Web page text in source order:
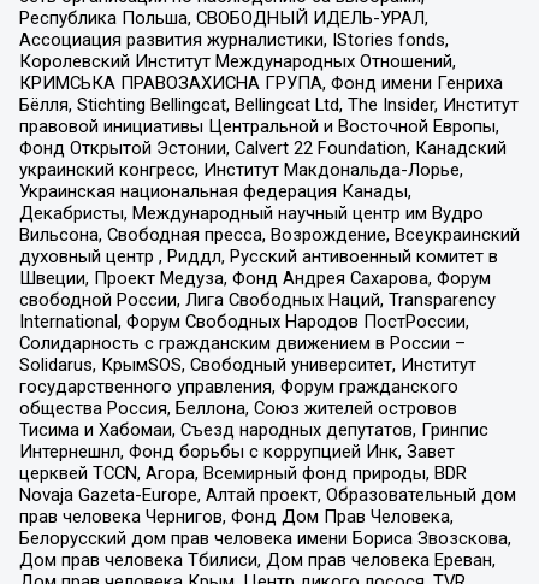
Республика Польша, СВОБОДНЫЙ ИДЕЛЬ-УРАЛ,
Ассоциация развития журналистики, IStories fonds,
Королевский Институт Международных Отношений,
КРИМСЬКА ПРАВОЗАХИСНА ГРУПА, Фонд имени Генриха
Бёлля, Stichting Bellingcat, Bellingcat Ltd, The Insider, Институт
правовой инициативы Центральной и Восточной Европы,
Фонд Открытой Эстонии, Calvert 22 Foundation, Канадский
украинский конгресс, Институт Макдональда-Лорье,
Украинская национальная федерация Канады,
Декабристы, Международный научный центр им Вудро
Вильсона, Свободная пресса, Возрождение, Всеукраинский
духовный центр , Риддл, Русский антивоенный комитет в
Швеции, Проект Медуза, Фонд Андрея Сахарова, Форум
свободной России, Лига Свободных Наций, Transparеncy
International, Форум Свободных Народов ПостРоссии,
Солидарность с гражданским движением в России –
Solidarus, КрымSOS, Свободный университет, Институт
государственного управления, Форум гражданского
общества Россия, Беллона, Союз жителей островов
Тисима и Хабомаи, Съезд народных депутатов, Гринпис
Интернешнл, Фонд борьбы с коррупцией Инк, Завет
церквей TCCN, Агора, Всемирный фонд природы, BDR
Novaja Gazeta-Europe, Алтай проект, Образовательный дом
прав человека Чернигов, Фонд Дом Прав Человека,
Белорусский дом прав человека имени Бориса Звозскова,
Дом прав человека Тбилиси, Дом прав человека Ереван,